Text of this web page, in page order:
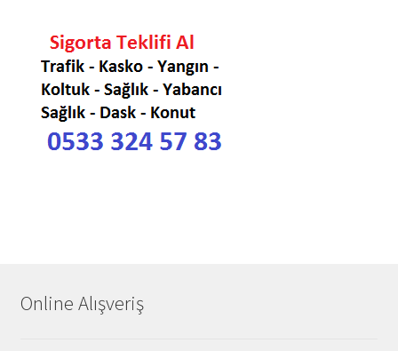
Online Alışveriş